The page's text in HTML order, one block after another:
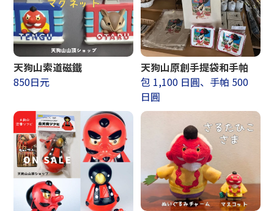
天狗山索道磁鐵
850日元
天狗山原創手提袋和手帕
包 1,100 日圓、手帕 500
日圓